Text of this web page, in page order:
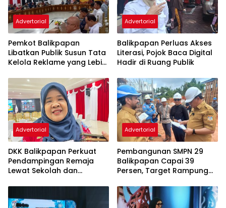
Advertorial
Pemkot Balikpapan
Libatkan Publik Susun Tata
Kelola Reklame yang Lebih
Advertorial
Balikpapan Perluas Akses
Literasi, Pojok Baca Digital
Hadir di Ruang Publik
Advertorial
DKK Balikpapan Perkuat
Pendampingan Remaja
Lewat Sekolah dan
Advertorial
Pembangunan SMPN 29
Balikpapan Capai 39
Persen, Target Rampung